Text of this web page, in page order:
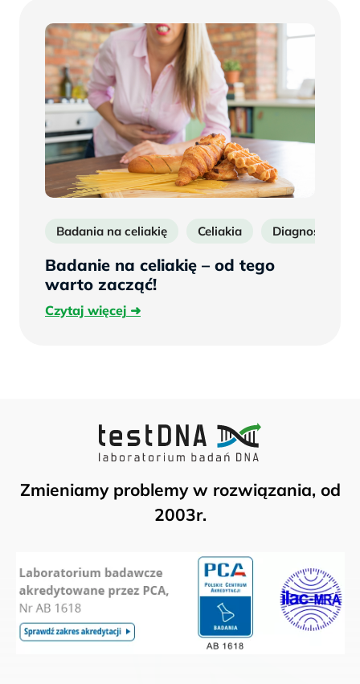
Badania na celiakię Celiakia Diagnostyka
Badanie na celiakię – od tego
warto zacząć!
Czytaj więcejCzytaj
Zmieniamy problemy w rozwiązania, od
2003r.